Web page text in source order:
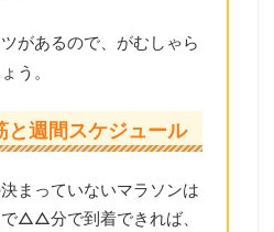
があるので、がむしゃら
う。
と週間スケジュール
まっていないマラソンは
△△分で到着できれば、